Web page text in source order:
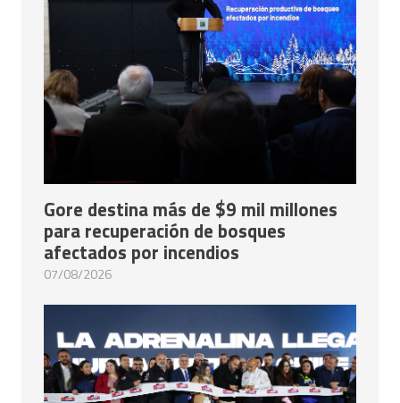
Gore destina más de $9 mil millones
para recuperación de bosques
afectados por incendios
07/08/2026